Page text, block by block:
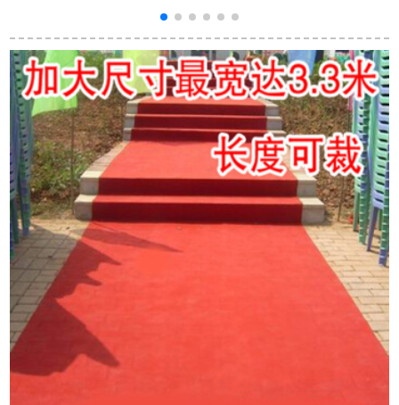
枚400 mm×; 85 mm
寝室カーースペンサ
ー金属风玄に関する
毛布梦ミクロ
4枚BK 04*50 cm